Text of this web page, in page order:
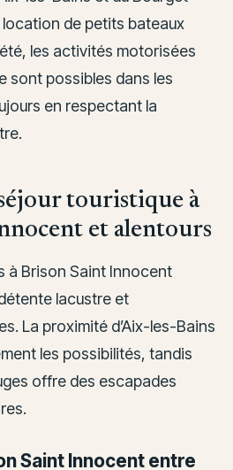
de petits bateaux
les activités motorisées
sont possibles dans les
en respectant la
touristique à
et alentours
à Brison Saint Innocent
lacustre et
La proximité d’Aix-les-Bains
les possibilités, tandis
offre des escapades
Saint Innocent entre